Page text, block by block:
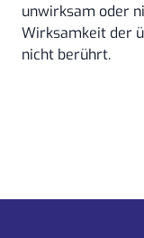
unwirksam oder
Wirksamkeit der
nicht berührt.